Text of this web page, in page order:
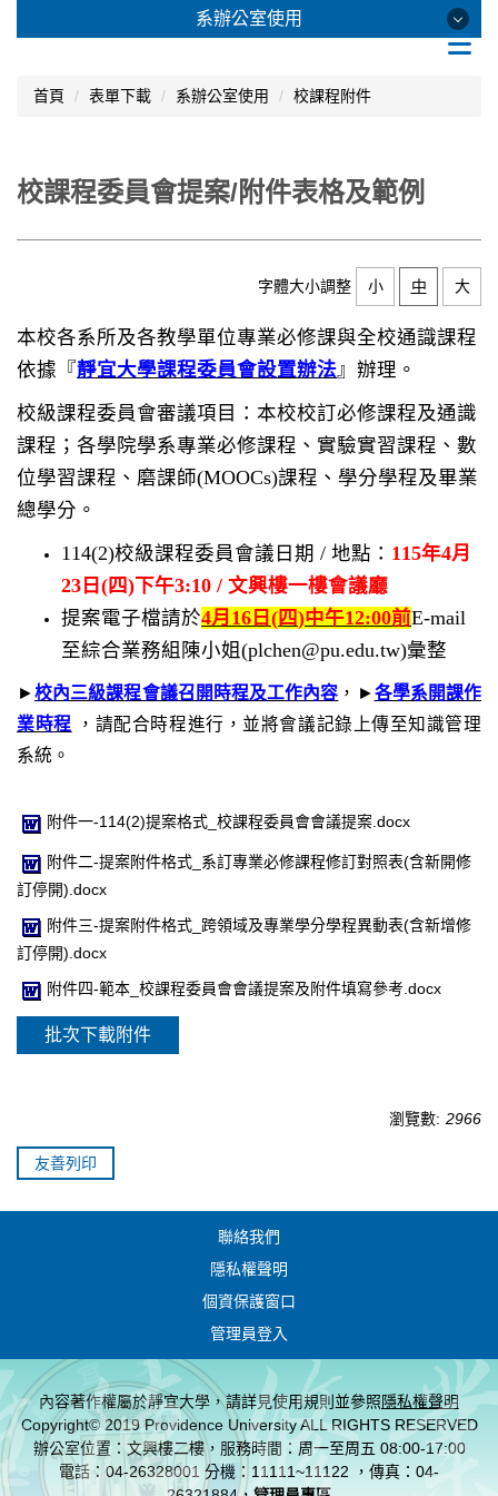
到
系辦公室使用
系辦公室使用
校外教學
暑修
其他
校課程附件
首頁 表單下載 系辦公室使用 校課程附件
校課程委員會提案/附件表格及範例
字體大小調整 小 中 大
本校各系所及各教學單位專業必修課與全校通識課程
依據『靜宜大學課程委員會設置辦法 』辦理。
校級課程委員會審議項目：本校校訂必修課程及通識
課程；各學院學系專業必修課程、實驗實習課程、數
位學習課程、磨課師(MOOCs)課程、學分學程及畢業
總學分。
114(2)校級課程委員會議日期 / 地點： 115年4月
23日(四)下午3:10 / 文興樓一樓會議廳
提案電子檔請於4月16 日 (四)中午12:00前E-mail
至綜合業務組陳小姐(plchen@pu.edu.tw)彙整
►校內三級課程會議召開時程及工作內容 ， ►各學系開課作
業時程
，請配合時程進行，並將會議記錄上傳至知識管理
系統。
附件一-114(2)提案格式_校課程委員會會議提案.docx
附件二-提案附件格式_系訂專業必修課程修訂對照表(含新開修
訂停開).docx
附件三-提案附件格式_跨領域及專業學分學程異動表(含新增修
訂停開).docx
附件四-範本_校課程委員會會議提案及附件填寫參考.docx
批次下載附件
瀏覽數: 2966
友善列印
聯絡我們
隱私權聲明
個資保護窗口
管理員登入
內容著作權屬於靜宜大學，請詳見使用規則並參照隱私權聲明
Copyright© 2019 Providence University ALL RIGHTS RESERVED
辦公室位置：文興樓二樓，服務時間：周一至周五 08:00-17:00
電話：04-26328001 分機：11111~11122 ，傳真：04-